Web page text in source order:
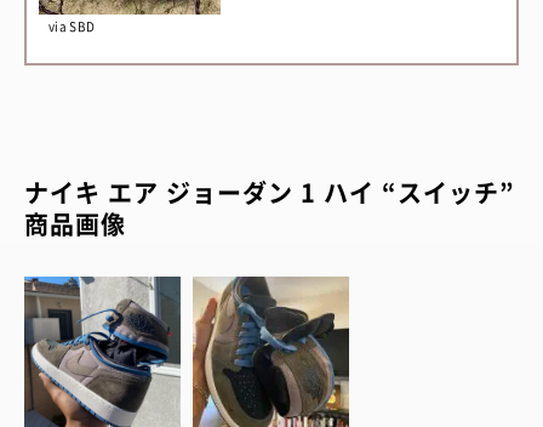
via SBD
ナイキ エア ジョーダン 1 ハイ “スイッチ”
商品画像